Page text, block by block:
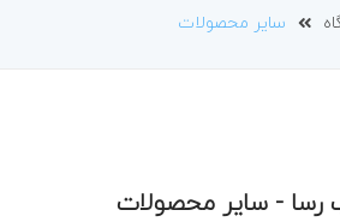
سایر محصولات
رسا - سایر محصولات